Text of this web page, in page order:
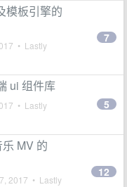
模板引擎的
• Lastly
7
ui 组件库
• Lastly
5
MV 的
2017 • Lastly
12